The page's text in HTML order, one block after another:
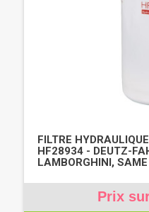
FILTRE
HF28934 - DEUTZ-
LAMBORGHINI,
Prix